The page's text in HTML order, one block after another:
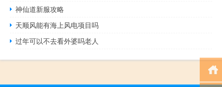
神仙道新服攻略
天顺风能有海上风电项目吗
过年可以不去看外婆吗老人